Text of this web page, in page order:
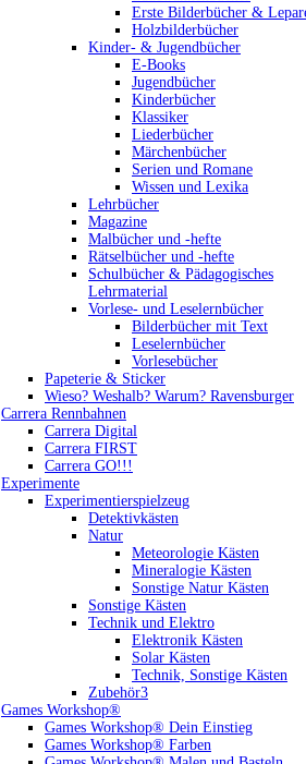
Erste Bilderbücher &
Holzbilderbücher
Kinder- & Jugendbücher
E-Books
Jugendbücher
Kinderbücher
Klassiker
Liederbücher
Märchenbücher
Serien und Romane
Wissen und Lexika
Lehrbücher
Magazine
Malbücher und -hefte
Rätselbücher und -hefte
Schulbücher & Pädagogisches
Lehrmaterial
Vorlese- und Leselernbücher
Bilderbücher mit Text
Leselernbücher
Vorlesebücher
Papeterie & Sticker
Wieso? Weshalb? Warum? Ravensburger
Carrera Rennbahnen
Carrera Digital
Carrera FIRST
Carrera GO!!!
Experimente
Experimentierspielzeug
Detektivkästen
Natur
Meteorologie Kästen
Mineralogie Kästen
Sonstige Natur Kästen
Sonstige Kästen
Technik und Elektro
Elektronik Kästen
Solar Kästen
Technik, Sonstige Kästen
Zubehör3
Games Workshop®
Games Workshop® Dein Einstieg
Games Workshop® Farben